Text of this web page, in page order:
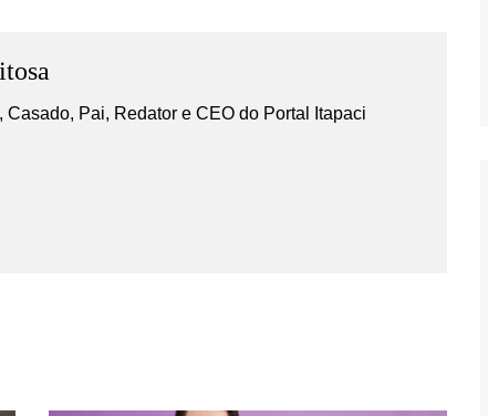
Casado, Pai, Redator e CEO do Portal Itapaci